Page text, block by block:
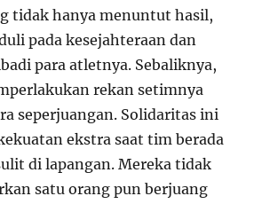
tidak hanya menuntut hasil,
pada kesejahteraan dan
para atletnya. Sebaliknya,
rekan setimnya
seperjuangan. Solidaritas ini
ekstra saat tim berada
di lapangan. Mereka tidak
satu orang pun berjuang